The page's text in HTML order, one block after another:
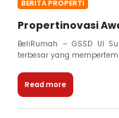
BERITA PROPERTI
Propertinovasi
BeliRumah – GSSD UI
terbesar yang
Read more